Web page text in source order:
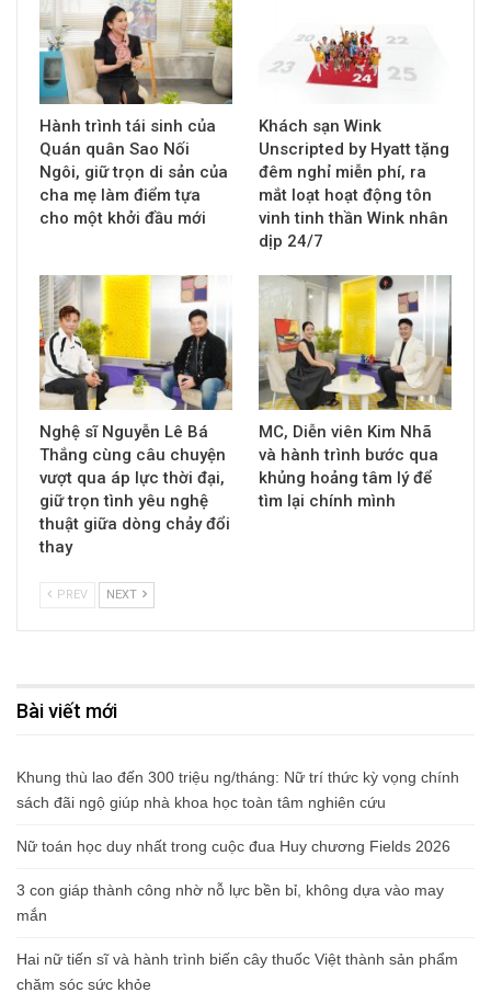
Hành trình tái sinh của
Quán quân Sao Nối
Ngôi, giữ trọn di sản của
cha mẹ làm điểm tựa
cho một khởi đầu mới
Khách sạn Wink
Unscripted by Hyatt tặng
đêm nghỉ miễn phí, ra
mắt loạt hoạt động tôn
vinh tinh thần Wink nhân
dịp 24/7
Nghệ sĩ Nguyễn Lê Bá
Thắng cùng câu chuyện
vượt qua áp lực thời đại,
giữ trọn tình yêu nghệ
thuật giữa dòng chảy đổi
thay
MC, Diễn viên Kim Nhã
và hành trình bước qua
khủng hoảng tâm lý để
tìm lại chính mình
PREV NEXT
Bài viết mới
Khung thù lao đến 300 triệu ng/tháng: Nữ trí thức kỳ vọng chính
sách đãi ngộ giúp nhà khoa học toàn tâm nghiên cứu
Nữ toán học duy nhất trong cuộc đua Huy chương Fields 2026
3 con giáp thành công nhờ nỗ lực bền bỉ, không dựa vào may
mắn
Hai nữ tiến sĩ và hành trình biến cây thuốc Việt thành sản phẩm
chăm sóc sức khỏe